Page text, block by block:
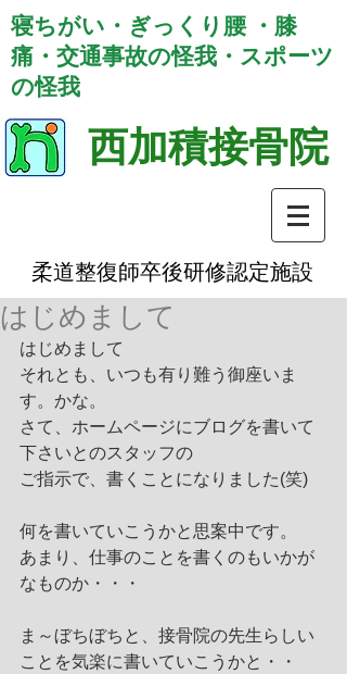
寝ちがい・ぎっくり腰 ・膝
痛・交通事故の怪我・スポーツ
の怪我
西加積接骨院
柔道整復師卒後研修認定施設
はじめまして
はじめまして
それとも、いつも有り難う御座いま
す。かな。
さて、ホームページにブログを書いて
下さいとのスタッフの
ご指示で、書くことになりました(笑)
何を書いていこうかと思案中です。
あまり、仕事のことを書くのもいかが
なものか・・・
ま～ぼちぼちと、接骨院の先生らしい
ことを気楽に書いていこうかと・・